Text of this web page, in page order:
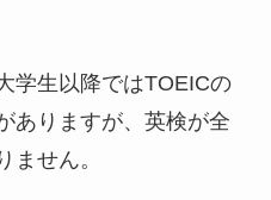
学生以降ではTOEICの
ありますが、英検が全
ません。